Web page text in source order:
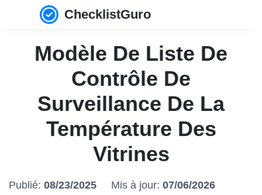
ChecklistGuro
Modèle De Liste De
Contrôle De
Surveillance De La
Température Des
Vitrines
Publié: 08/23/2025 Mis à jour: 07/06/2026